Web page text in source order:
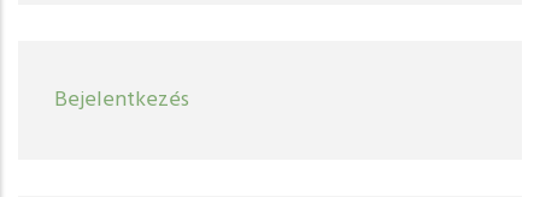
User
account
Bejelentkezés